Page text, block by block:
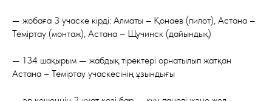
— жобаға 3 учаске кірді: Алматы – Қонаев (пилот), Астана –
Теміртау (монтаж), Астана – Щучинск (дайындық)
— 134 шақырым — жабдық тіректері орнатылып жатқан
Астана – Теміртау учаскесінің ұзындығы